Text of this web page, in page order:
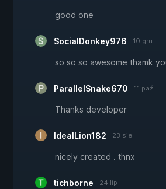
good one
SocialDonkey976 10 gru
so so so awesome thamk
ParallelSnake670 11 paź
Thanks developer
IdealLion182 23 sie
nicely created . thnx
tichborne 24 lip